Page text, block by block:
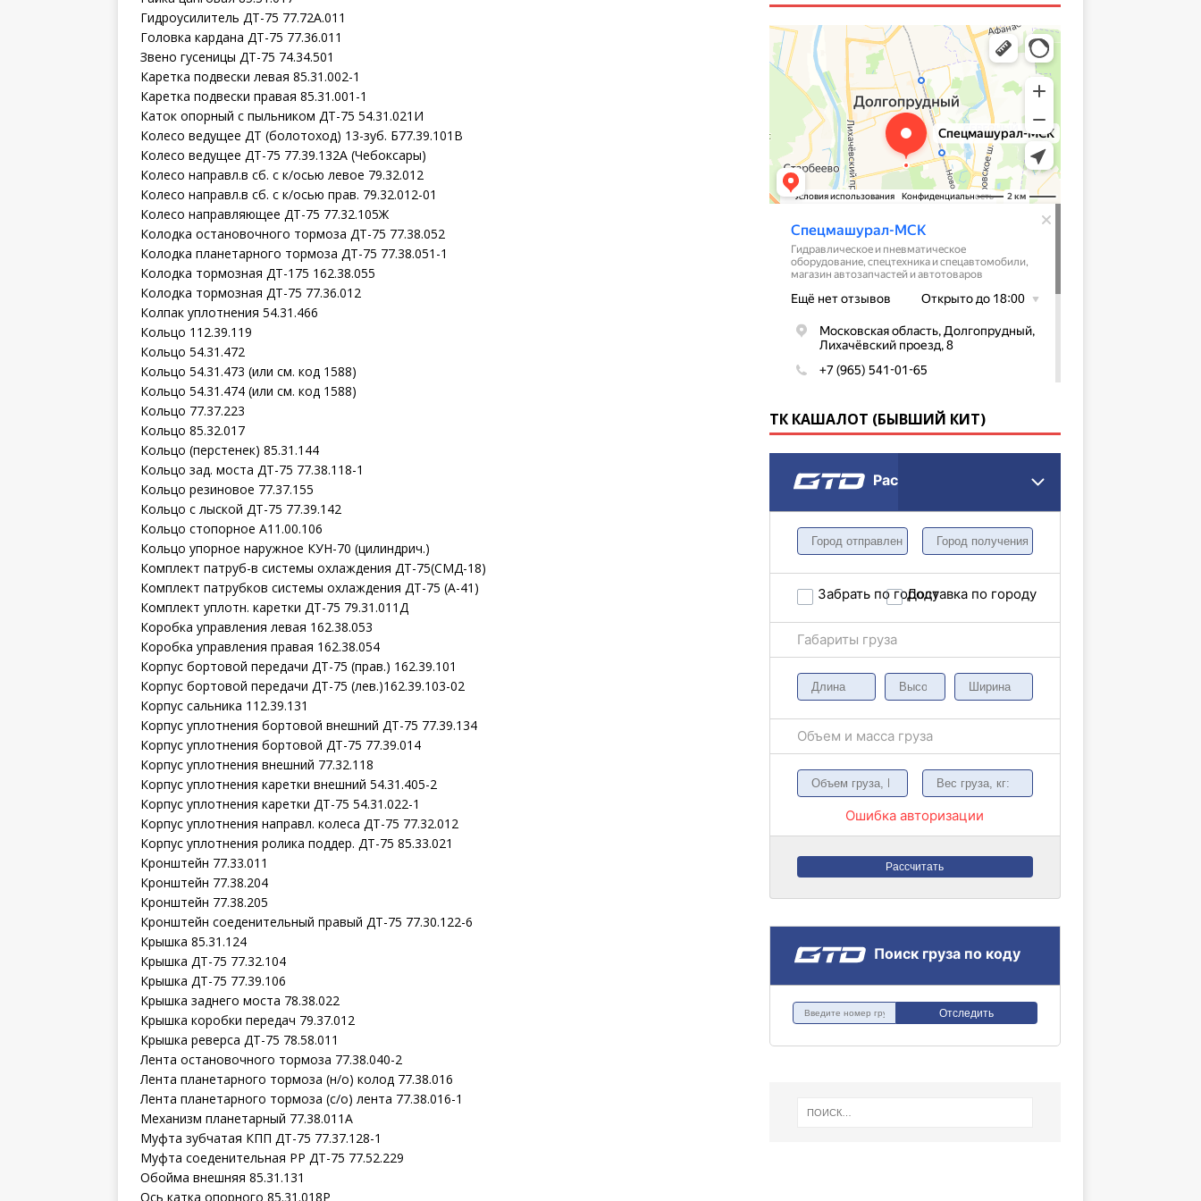
Гидроусилитель ДТ-75 77.72А.011
Головка кардана ДТ-75 77.36.011
Звено гусеницы ДТ-75 74.34.501
Каретка подвески левая 85.31.002-1
Каретка подвески правая 85.31.001-1
Каток опорный с пыльником ДТ-75 54.31.021И
Колесо ведущее ДТ (болотоход) 13-зуб. Б77.39.101В
Колесо ведущее ДТ-75 77.39.132А (Чебоксары)
Колесо направл.в сб. с к/осью левое 79.32.012
Колесо направл.в сб. с к/осью прав. 79.32.012-01
Колесо направляющее ДТ-75 77.32.105Ж
Колодка остановочного тормоза ДТ-75 77.38.052
Колодка планетарного тормоза ДТ-75 77.38.051-1
Колодка тормозная ДТ-175 162.38.055
Колодка тормозная ДТ-75 77.36.012
Колпак уплотнения 54.31.466
Кольцо 112.39.119
Кольцо 54.31.472
Кольцо 54.31.473 (или см. код 1588)
Кольцо 54.31.474 (или см. код 1588)
Кольцо 77.37.223
Кольцо 85.32.017
Кольцо (перстенек) 85.31.144
Кольцо зад. моста ДТ-75 77.38.118-1
Кольцо резиновое 77.37.155
Кольцо с лыской ДТ-75 77.39.142
Кольцо стопорное А11.00.106
Кольцо упорное наружное КУН-70 (цилиндрич.)
Комплект патруб-в системы охлаждения ДТ-75(СМД-18)
Комплект патрубков системы охлаждения ДТ-75 (А-41)
Комплект уплотн. каретки ДТ-75 79.31.011Д
Коробка управления левая 162.38.053
Коробка управления правая 162.38.054
Корпус бортовой передачи ДТ-75 (прав.) 162.39.101
Корпус бортовой передачи ДТ-75 (лев.)162.39.103-02
Корпус сальника 112.39.131
Корпус уплотнения бортовой внешний ДТ-75 77.39.134
Корпус уплотнения бортовой ДТ-75 77.39.014
Корпус уплотнения внешний 77.32.118
Корпус уплотнения каретки внешний 54.31.405-2
Корпус уплотнения каретки ДТ-75 54.31.022-1
Корпус уплотнения направл. колеса ДТ-75 77.32.012
Корпус уплотнения ролика поддер. ДТ-75 85.33.021
Кронштейн 77.33.011
Кронштейн 77.38.204
Кронштейн 77.38.205
Кронштейн соеденительный правый ДТ-75 77.30.122-6
Крышка 85.31.124
Крышка ДТ-75 77.32.104
Крышка ДТ-75 77.39.106
Крышка заднего моста 78.38.022
Крышка коробки передач 79.37.012
Крышка реверса ДТ-75 78.58.011
Лента остановочного тормоза 77.38.040-2
Лента планетарного тормоза (н/о) колод 77.38.016
Лента планетарного тормоза (с/о) лента 77.38.016-1
Механизм планетарный 77.38.011А
Муфта зубчатая КПП ДТ-75 77.37.128-1
Муфта соеденительная РР ДТ-75 77.52.229
Обойма внешняя 85.31.131
Ось катка опорного 85.31.018Р
ТК КАШАЛОТ (БЫВШИЙ КИТ)
Расчет грузоперевозки
Забрать по городуДоставка по городу
Габариты груза
Объем и масса груза
Ошибка авторизации
Рассчитать
Поиск груза по коду
Отследить